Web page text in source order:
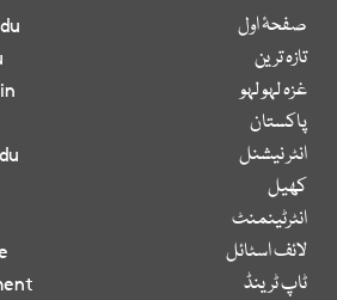
صفحۂ اول
تازہ ترین
غزہ لہو لہو
پاکستان
انٹر نیشنل
کھیل
انٹرٹینمنٹ
لائف اسٹائل
ٹاپ ٹرینڈ